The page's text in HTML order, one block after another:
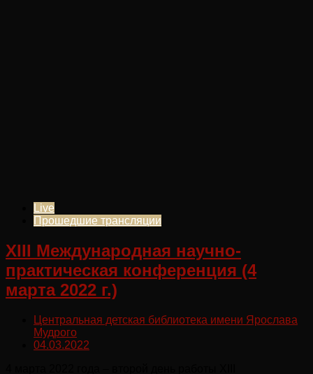
Live
Прошедшие трансляции
XIII Международная научно-
практическая конференция (4
марта 2022 г.)
Центральная детская библиотека имени Ярослава
Мудрого
04.03.2022